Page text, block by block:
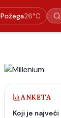
Požega26°C
ANKETA
Koji je